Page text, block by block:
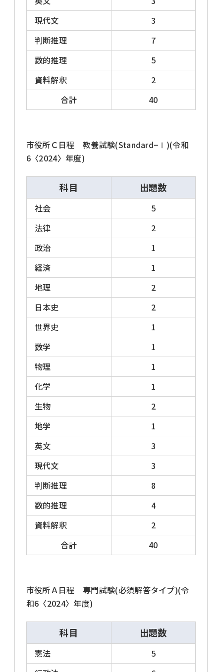
※上記3タイプのほか、10月中旬に一次試験を
実施する市役所や、それ以外の独自日程で試
験を行う市役所もあります。
試験内容 2026年度
一般的に、教養・専門ともに120分・40問の形
式ですが、教養試験のみの市役所も多いです。
教養試験は、120分・40問の形式の中でも
時事が重視され、社会的に幅広い分野が出題
されるStandard-Ⅰ
知能分野が多く、自然科学の出題がない
Logical-Ⅰ
に分かれます。
そのほかに、一般的な5肢択一式ではなく4肢
択一式で60分・60問の「職務基礎力試験
BEST」という形式もあります。
近年では、教養試験の代わりに、民間企業の
採用試験で使われるSPI3（基礎能力検査）や
SCOA-A（基礎能力）などを課す市も増えてい
る。
現代文
3
判断推理
7
数的推理
5
資料解釈
2
合計
40
市役所Ｃ日程 教養試験(Standard−Ⅰ)(令和
6〈2024〉年度)
科目 出題数
社会
5
法律
2
政治
1
経済
1
地理
2
日本史
2
世界史
1
数学
1
物理
1
化学
1
生物
2
地学
1
英文
3
現代文
3
判断推理
8
数的推理
4
資料解釈
2
合計
40
市役所Ａ日程 専門試験(必須解答タイプ)(令
和6〈2024〉年度)
科目 出題数
憲法
5